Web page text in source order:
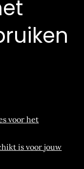
voor het
is voor jouw